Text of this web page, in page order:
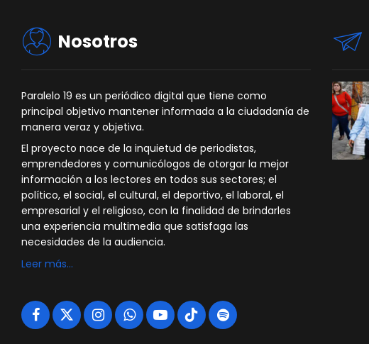
Nosotros
Paralelo 19 es un periódico digital que tiene como
principal objetivo mantener informada a la ciudadanía de
manera veraz y objetiva.
El proyecto nace de la inquietud de periodistas,
emprendedores y comunicólogos de otorgar la mejor
información a los lectores en todos sus sectores; el
político, el social, el cultural, el deportivo, el laboral, el
empresarial y el religioso, con la finalidad de brindarles
una experiencia multimedia que satisfaga las
necesidades de la audiencia.
Leer más…